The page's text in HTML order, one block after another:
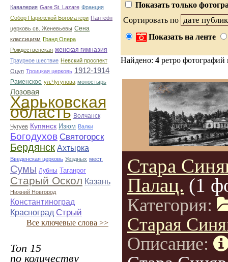
Кавалерия Gare St. Lazare Франция
Собор Парижской Богоматери Пантео́н
церковь св. Женевьевы Сена
классицизм Гранд Опера
Рождественская женская гимназия
Траурное шествие Невский проспект
Оцуп Троицкая церковь 1912-1914
Раменское ул.Чугунова моностырь
Лозовая
Харьковская
область Волчанск
Чугуев Купянск Изюм Валки
Богодухов Святогорск
Бердянск Ахтырка
Введенская церковь Уездных мест.
Сумы Лубны Таганрог
Старый Оскол Казань
Нижний Новгород
Константиноград
Красноград Стрый
Все ключевые слова >>
Топ 15
по количеству
Показать только
Сортировать по
Показать на ленте
Найдено: 4 ретро
Стара
Палац. (1
Категория:
Старая
Описание: